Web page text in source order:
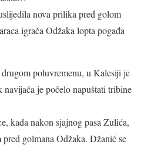
nova prilika pred golom
igrača Odžaka lopta pogađa
poluvremenu, u Kalesiji je
navijača je počelo napuštati tribine
kada nakon sjajnog pasa Zulića,
golmana Odžaka. Džanić se